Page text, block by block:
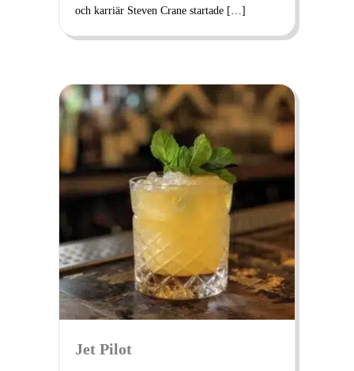
och karriär Steven Crane startade […]
Jet Pilot